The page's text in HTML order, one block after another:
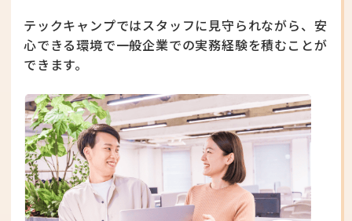
テックキャンプではスタッフに見守られながら、 安
心できる環境で一般企業での実務経験を積むことが
できます。